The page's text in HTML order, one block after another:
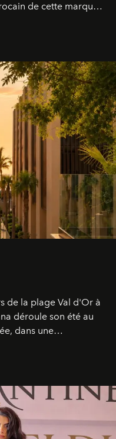
de cette marque
de chirurgie plastique
d'un actif breveté,
de la plage Val d'Or à
déroule son été au
dans une
succession de